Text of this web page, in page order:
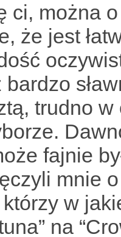
ci, można
że jest
trudno
fajnie
mnie
w
na